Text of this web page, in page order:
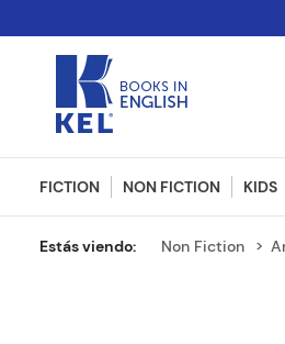
FICTION NON FICTION KIDS
Non Fiction